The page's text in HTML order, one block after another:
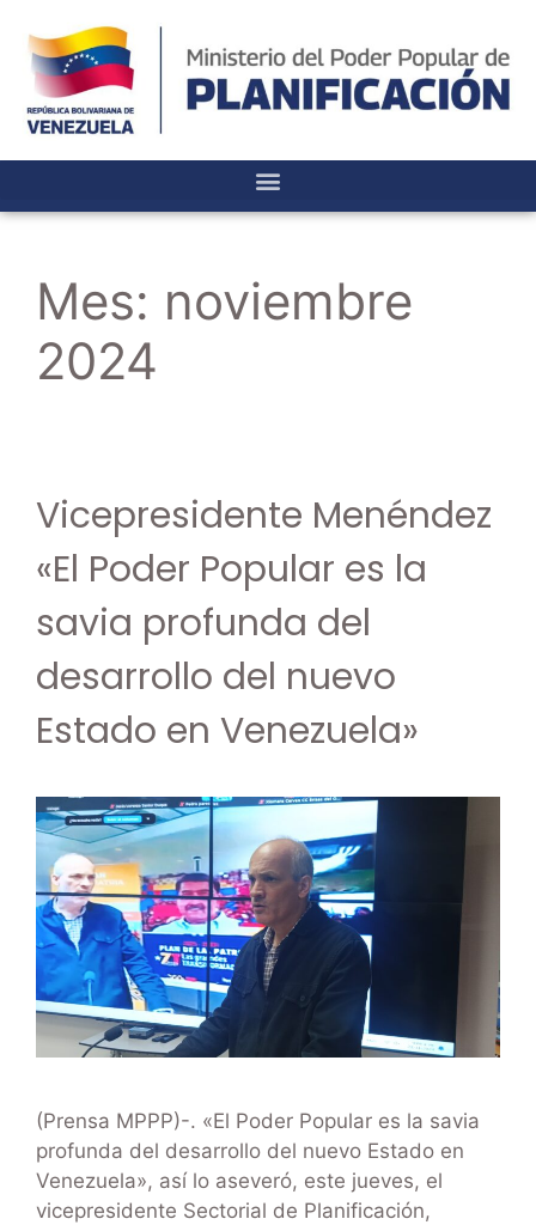
Mes: noviembre
2024
Vicepresidente Menéndez
«El Poder Popular es la
savia profunda del
desarrollo del nuevo
Estado en Venezuela»
(Prensa MPPP)-. «El Poder Popular es la savia
profunda del desarrollo del nuevo Estado en
Venezuela», así lo aseveró, este jueves, el
vicepresidente Sectorial de Planificación,